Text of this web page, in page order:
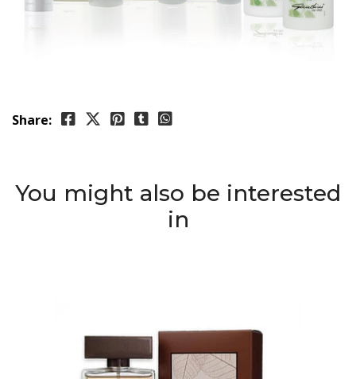
Share:
You might also be interested
in